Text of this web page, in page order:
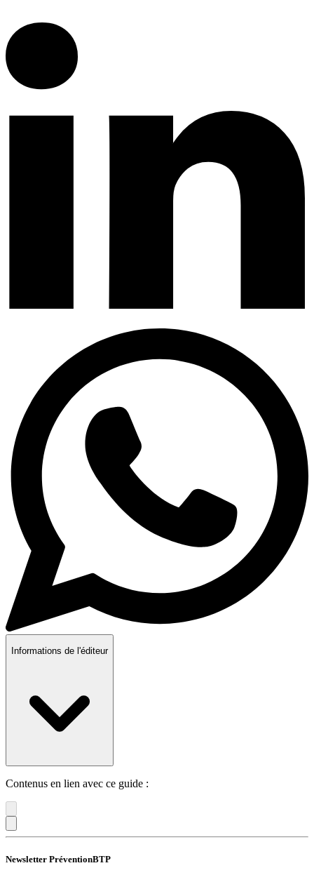
Informations de l'éditeur
Contenus en lien avec ce guide :
Newsletter PréventionBTP